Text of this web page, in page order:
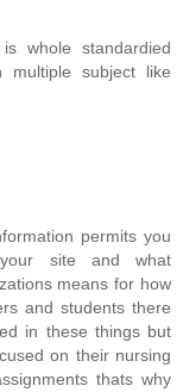
is whole standardied
multiple subject like
permits you
site and what
means for how
and students there
in these things but
on their nursing
thats why